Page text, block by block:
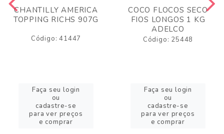
CHANTILLY AMERICA
TOPPING RICHS 907G
Código: 41447
Faça seu login
ou
cadastre-se
para ver preços
e comprar
COCO FLOCOS SECO
FIOS LONGOS 1 KG
ADELCO
Código: 25448
Faça seu login
ou
cadastre-se
para ver preços
e comprar